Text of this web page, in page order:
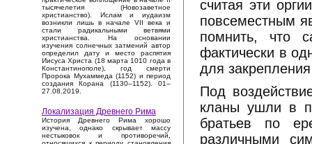
тысячелетия (Новозаветное
христианство). Ислам и иудаизм
возникли лишь в начале VII века и
стали радикальными ветвями
христианства. На основании
изучения солнечных затмений автор
определил дату и место распятия
Иисуса Христа (18 марта 1010 года в
Константинополе), год смерти
Пророка Мухаммеда (1152) и период
создания Корана (1130–1152). 01–
27.08.2019.
Локализация Древнего Рима
История Древнего Рима хорошо
изучена, однако скрывает массу
нестыковок и противоречий,
считая эти
повсеместным
помнить, что
фактически в
для
Под
кланы ушли в
братьев по
различными